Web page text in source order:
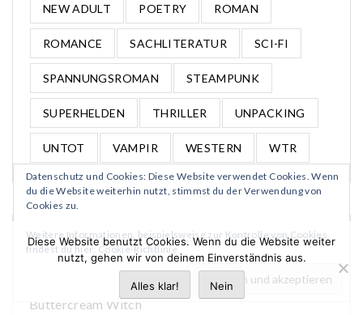
NEW ADULT POETRY ROMAN
ROMANCE SACHLITERATUR SCI-FI
SPANNUNGSROMAN STEAMPUNK
SUPERHELDEN THRILLER UNPACKING
UNTOT VAMPIR WESTERN WTR
WANT TO READ – NOVEMBER
Buttercream Witch
Datenschutz und Cookies: Diese Website verwendet Cookies. Wenn
du die Website weiterhin nutzt, stimmst du der Verwendung von
Cookies zu.
Weitere Informationen, beispielsweise zur Kontrolle von Cookies,
findest du hier:Cookie-Richtlinie
Diese Website benutzt Cookies. Wenn du die Website weiter
nutzt, gehen wir von deinem Einverständnis aus.
Alles klar! Nein